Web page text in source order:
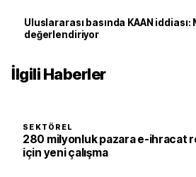
Uluslararası basında KAAN iddiası:
değerlendiriyor
İlgili Haberler
SEKTÖREL
280 milyonluk pazara e-ihracat
için yeni çalışma